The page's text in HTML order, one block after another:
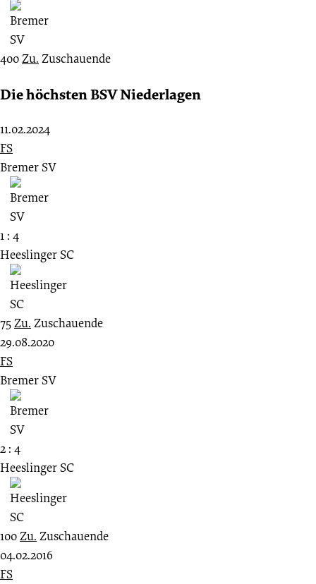
400Zu. Zuschauende
Die höchsten BSV Niederlagen
11.02.2024
FS
Bremer SV
1 : 4
Heeslinger SC
75Zu. Zuschauende
29.08.2020
FS
Bremer SV
2 : 4
Heeslinger SC
100Zu. Zuschauende
04.02.2016
FS